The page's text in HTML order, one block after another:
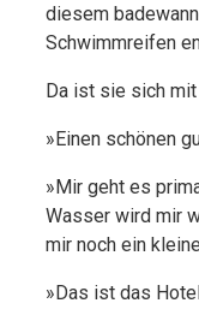
diesem
Schwimmreifen
Da ist sie sich mit
»Einen schönen
»Mir geht es
Wasser wird mir
mir noch ein
»Das ist das